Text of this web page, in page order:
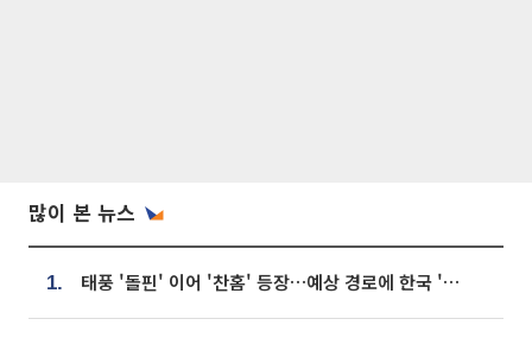
많이 본 뉴스
1. 태풍 '돌핀' 이어 '찬홈' 등장…예상 경로에 한국 '한숨'